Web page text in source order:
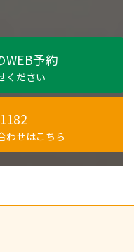
WEB予約
ください
わせはこちら